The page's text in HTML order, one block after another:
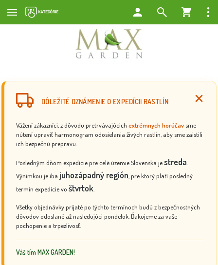
DÔLEŽITÉ OZNÁMENIE O EXPEDÍCII RASTLÍN
Vážení zákazníci, z dôvodu pretrvávajúcich extrémnych horúčav sme
nútení upraviť harmonogram odosielania živých rastlín, aby sme zaistili
ich bezpečnú prepravu.
Posledným dňom expedície pre celé územie Slovenska jestreda
Výnimkou je iba juhozápadný región , pre ktorý platí posledný
termín expedície vo štvrtok
Všetky objednávky prijaté po týchto termínoch budú z bezpečnostných
dôvodov odoslané až nasledujúci pondelok. Ďakujeme za vaše
pochopenie a trpezlivosť.
Váš tím MAX GARDEN!